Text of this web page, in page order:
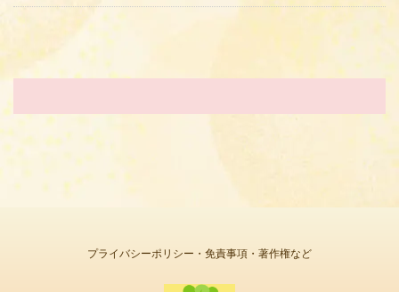
プライバシーポリシー・免責事項・著作権など